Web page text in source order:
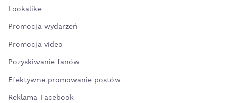
Lookalike
Promocja wydarzeń
Promocja video
Pozyskiwanie fanów
Efektywne promowanie postów
Reklama Facebook